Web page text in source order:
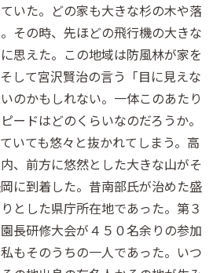
いた。どの家も大きな杉の木や落
その時、先ほどの飛行機の大きな
思えた。この地域は防風林が家を
して宮沢賢治の言う「目に見えな
のかもしれない。一体このあたり
ードはどのくらいなのだろうか。
いても悠々と抜かれてしまう。高
、前方に悠然とした大きな山がそ
に到着した。昔南部氏が治めた盛
とした県庁所在地であった。第３
長研修大会が４５０名余りの参加
もそのうちの一人であった。いつ